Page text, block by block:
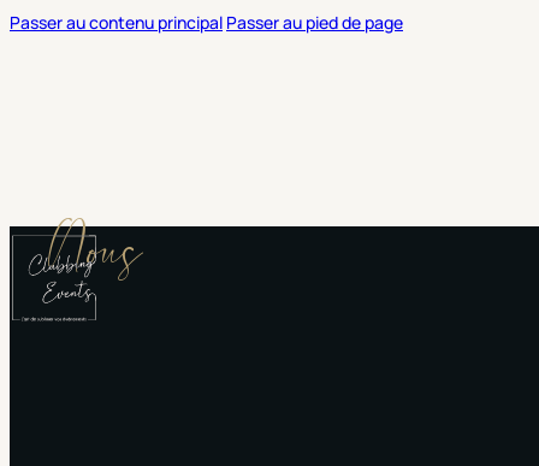
Passer au contenu principal Passer au pied de page
Nous